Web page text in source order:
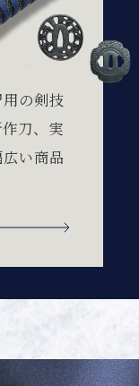
の剣技
刀、実
い商品